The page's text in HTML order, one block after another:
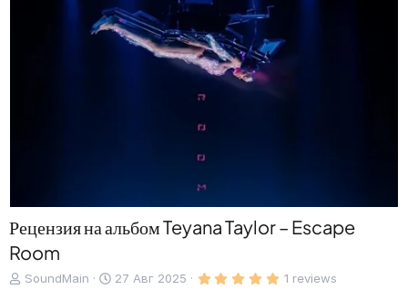
Рецензия на альбом Teyana Taylor – Escape
Room
Д
SoundMain
C
27 Авг 2025
51 reviews